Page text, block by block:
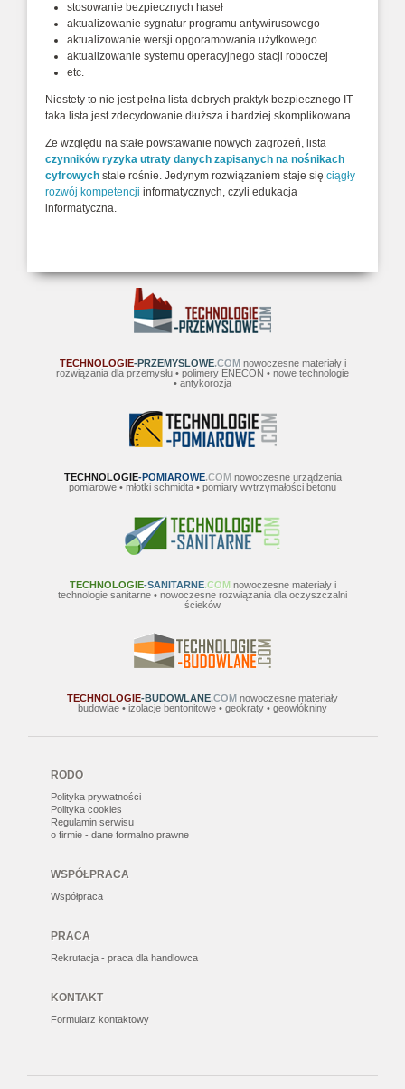
stosowanie bezpiecznych haseł
aktualizowanie sygnatur programu antywirusowego
aktualizowanie wersji opgoramowania użytkowego
aktualizowanie systemu operacyjnego stacji roboczej
etc.
Niestety to nie jest pełna lista dobrych praktyk bezpiecznego IT -
taka lista jest zdecydowanie dłuższa i bardziej skomplikowana.
Ze względu na stałe powstawanie nowych zagrożeń, lista
czynników ryzyka utraty danych zapisanych na nośnikach
cyfrowych stale rośnie. Jedynym rozwiązaniem staje się ciągły
rozwój kompetencji informatycznych, czyli edukacja
informatyczna.
TECHNOLOGIE-PRZEMYSLOWE.COMnowoczesne materiały i
rozwiązania dla przemysłu • polimery ENECON • nowe technologie
• antykorozja
TECHNOLOGIE-POMIAROWE.COMnowoczesne urządzenia
pomiarowe • młotki schmidta • pomiary wytrzymałości betonu
TECHNOLOGIE-SANITARNE.COMnowoczesne materiały i
technologie sanitarne • nowoczesne rozwiązania dla oczyszczalni
ścieków
TECHNOLOGIE-BUDOWLANE.COM nowoczesne materiały
budowlae • izolacje bentonitowe • geokraty • geowłókniny
RODO
Polityka prywatności
Polityka cookies
Regulamin serwisu
o firmie - dane formalno prawne
WSPÓŁPRACA
Współpraca
PRACA
Rekrutacja - praca dla handlowca
KONTAKT
Formularz kontaktowy